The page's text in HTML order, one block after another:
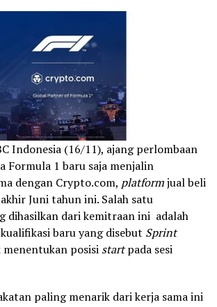
Indonesia (16/11), ajang perlombaan
Formula 1 baru saja menjalin
dengan Crypto.com, platformjual beli
Juni tahun ini. Salah satu
dihasilkan dari kemitraan ini adalah
baru yang disebut Sprint
posisi startpada sesi
paling menarik dari kerja sama ini